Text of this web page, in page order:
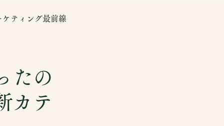
ケティング最前線
たの
カテ